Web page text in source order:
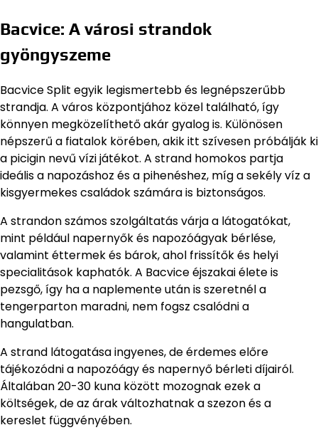
Bacvice: A városi strandok
gyöngyszeme
Bacvice Split egyik legismertebb és legnépszerűbb
strandja. A város központjához közel található, így
könnyen megközelíthető akár gyalog is. Különösen
népszerű a fiatalok körében, akik itt szívesen próbálják ki
a picigin nevű vízi játékot. A strand homokos partja
ideális a napozáshoz és a pihenéshez, míg a sekély víz a
kisgyermekes családok számára is biztonságos.
A strandon számos szolgáltatás várja a látogatókat,
mint például napernyők és napozóágyak bérlése,
valamint éttermek és bárok, ahol frissítők és helyi
specialitások kaphatók. A Bacvice éjszakai élete is
pezsgő, így ha a naplemente után is szeretnél a
tengerparton maradni, nem fogsz csalódni a
hangulatban.
A strand látogatása ingyenes, de érdemes előre
tájékozódni a napozóágy és napernyő bérleti díjairól.
Általában 20-30 kuna között mozognak ezek a
költségek, de az árak változhatnak a szezon és a
kereslet függvényében.